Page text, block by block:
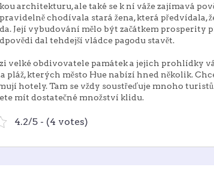
architekturu, ale také se k ní váže zajímavá
chodívala stará žena, která předvídala,
Její vybudování mělo být začátkem prosperity
dal tehdejší vládce pagodu stavět.
velké obdivovatele památek a jejich prohlídky
pláž, kterých město Hue nabízí hned několik.
hotely. Tam se vždy soustřeďuje mnoho
mít dostatečné množství klidu.
4.2/5 - (4 votes)